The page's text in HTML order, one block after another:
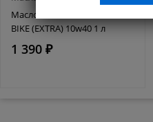
Масло MISHIMO 4T ROAD
BIKE (EXTRA) 10w40 1 л
1 390 ₽